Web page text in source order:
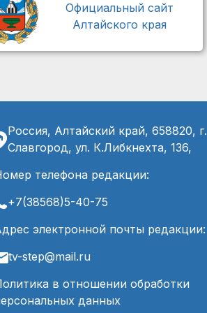
Официальный сайт
Алтайского края
Россия, Алтайский край, 658820, г.
Славгород, ул. К.Либкнехта, 136,
телефона редакции:
+7(38568)5-40-75
электронной почты редакции:
tv-step@mail.ru
в отношении обработки
данных